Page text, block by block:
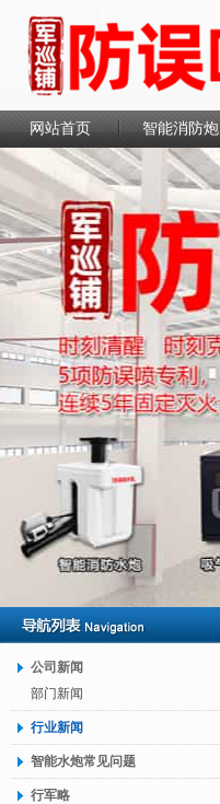
网站首页 智能消防炮
联系我们
公司新闻
部门新闻
行业新闻
智能水炮常见问题
行军略